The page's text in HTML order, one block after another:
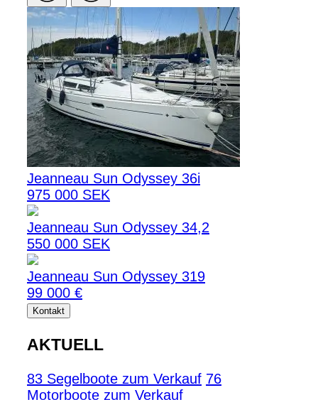
Jeanneau Sun Odyssey 36i
975 000 SEK
Jeanneau Sun Odyssey 34,2
550 000 SEK
Jeanneau Sun Odyssey 319
99 000 €
Kontakt
AKTUELL
83 Segelboote zum Verkauf 76
Motorboote zum Verkauf